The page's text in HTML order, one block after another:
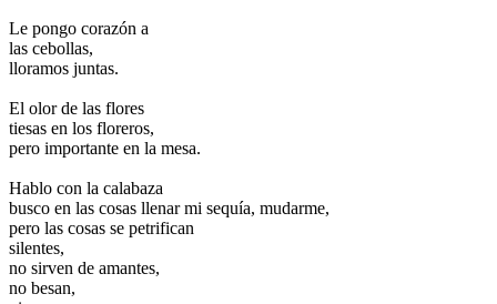
Le pongo corazón a
las cebollas,
lloramos juntas.
El olor de las flores
tiesas en los floreros,
pero importante en la mesa.
Hablo con la calabaza
busco en las cosas llenar mi sequía, mudarme,
pero las cosas se petrifican
silentes,
no sirven de amantes,
no besan,